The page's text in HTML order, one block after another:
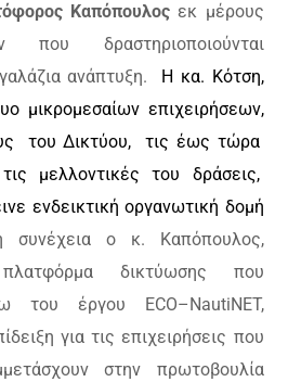
Καπόπουλοςεκ μέρους
που δραστηριοποιούνται
ανάπτυξη.
Η κα. Κότση,
μικρομεσαίων επιχειρήσεων,
του Δικτύου, τις έως τώρα
μελλοντικές του δράσεις,
ενδεικτική οργανωτική δομή
συνέχεια ο κ. Καπόπουλος,
δικτύωσης που
του έργου
ECO– NautiNET,
για τις επιχειρήσεις που
στην πρωτοβουλία